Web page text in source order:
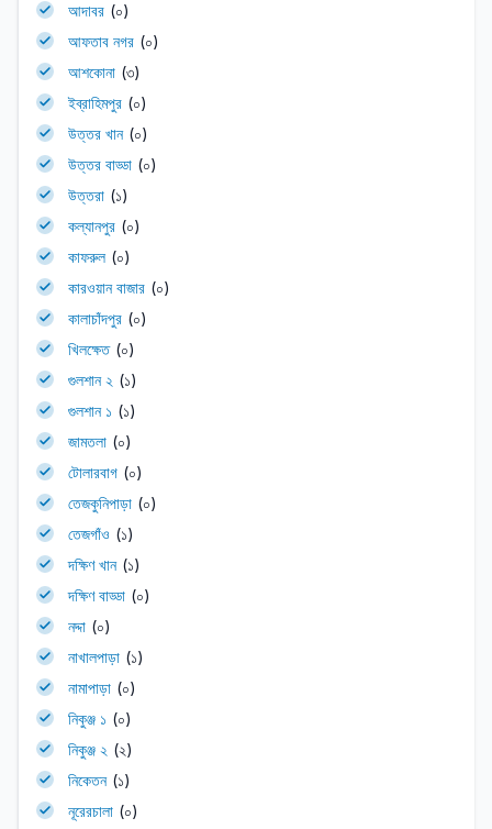
আদাবর (০)
আফতাব নগর (০)
আশকোনা (৩)
ইব্রাহিমপুর (০)
উত্তর খান (০)
উত্তর বাড্ডা (০)
উত্তরা (১)
কল্যানপুর (০)
কাফরুল (০)
কারওয়ান বাজার (০)
কালাচাঁদপুর (০)
খিলক্ষেত (০)
গুলশান ২ (১)
গুলশান ১ (১)
জামতলা (০)
টোলারবাগ (০)
তেজকুনিপাড়া (০)
তেজগাঁও (১)
দক্ষিণ খান (১)
দক্ষিণ বাড্ডা (০)
নদ্দা (০)
নাখালপাড়া (১)
নামাপাড়া (০)
নিকুঞ্জ ১ (০)
নিকুঞ্জ ২ (২)
নিকেতন (১)
নূরেরচালা (০)